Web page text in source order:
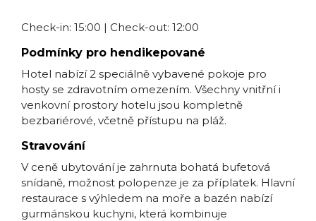
Check-in: 15:00 | Check-out: 12:00
Podmínky pro hendikepované
Hotel nabízí 2 speciálně vybavené pokoje pro
hosty se zdravotním omezením. Všechny vnitřní i
venkovní prostory hotelu jsou kompletně
bezbariérové, včetně přístupu na pláž.
Stravování
V ceně ubytování je zahrnuta bohatá bufetová
snídaně, možnost polopenze je za příplatek. Hlavní
restaurace s výhledem na moře a bazén nabízí
gurmánskou kuchyni, která kombinuje